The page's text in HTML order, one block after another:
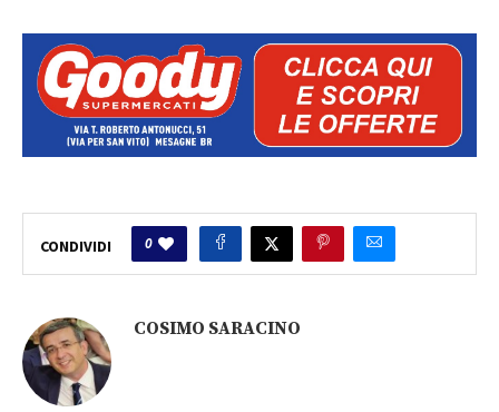
CONDIVIDI 0
COSIMO SARACINO